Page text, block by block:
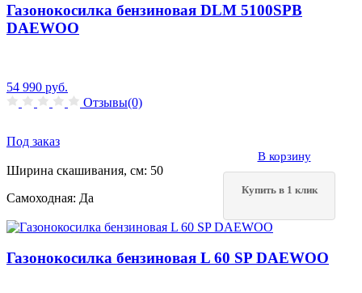
Газонокосилка бензиновая DLM 5100SPB
DAEWOO
54 990 руб.
Отзывы(0)
Под заказ
Ширина скашивания, см: 50
Самоходная: Да
В корзину
Купить в 1 клик
Газонокосилка бензиновая L 60 SP DAEWOO